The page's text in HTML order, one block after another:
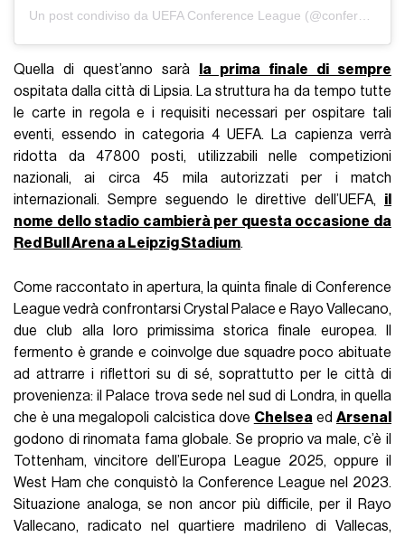
Un post condiviso da UEFA Conference League (@conferenceleague)
Quella di quest’anno sarà
la prima finale di sempre
ospitata dalla città di Lipsia. La struttura ha da tempo tutte
le carte in regola e i requisiti necessari per ospitare tali
eventi, essendo in categoria 4 UEFA. La capienza verrà
ridotta da 47800 posti, utilizzabili nelle competizioni
nazionali, ai circa 45 mila autorizzati per i match
internazionali. Sempre seguendo le direttive dell’UEFA, il
nome dello stadio cambierà per questa occasione da
Red Bull Arena a Leipzig Stadium.
Come raccontato in apertura, la quinta finale di Conference
League vedrà confrontarsi Crystal Palace e Rayo Vallecano,
due club alla loro primissima storica finale europea. Il
fermento è grande e coinvolge due squadre poco abituate
ad attrarre i riflettori su di sé, soprattutto per le città di
provenienza: il Palace trova sede nel sud di Londra, in quella
che è una megalopoli calcistica dove Chelseaed Arsenal
godono di rinomata fama globale. Se proprio va male, c’è il
Tottenham, vincitore dell’Europa League 2025, oppure il
West Ham che conquistò la Conference League nel 2023.
Situazione analoga, se non ancor più difficile, per il Rayo
Vallecano, radicato nel quartiere madrileno di Vallecas,